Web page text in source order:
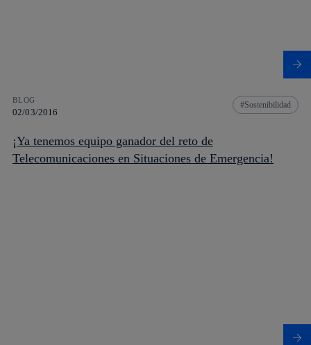
BLOG
02/03/2016
Sostenibilidad
¡Ya tenemos equipo ganador del reto de
Telecomunicaciones en Situaciones de Emergencia!